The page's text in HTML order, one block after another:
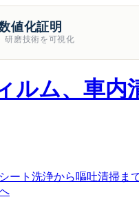
値化証明
研磨技術を可視化
ート洗浄から嘔吐清掃まで